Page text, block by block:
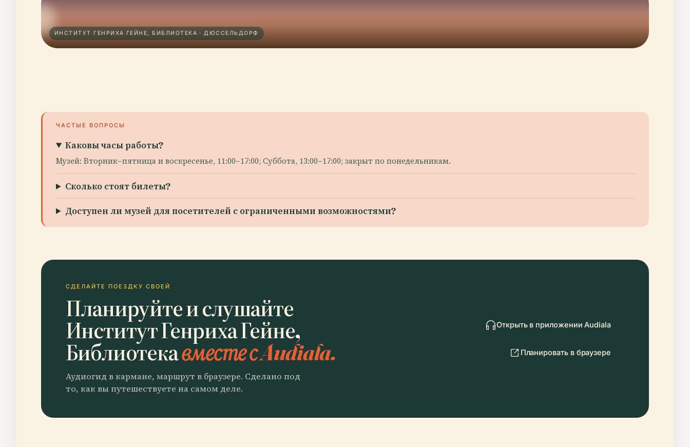
ИНСТИТУТ ГЕНРИХА ГЕЙНЕ, БИБЛИОТЕКА · ДЮССЕЛЬДОРФ
ЧАСТЫЕ ВОПРОСЫ
Каковы часы работы?
Музей: Вторник–пятница и воскресенье, 11:00–17:00; Суббота, 13:00–17:00; закрыт по понедельникам.
Сколько стоят билеты?
Доступен ли музей для посетителей с ограниченными возможностями?
СДЕЛАЙТЕ ПОЕЗДКУ СВОЕЙ
Планируйте и слушайте
Институт Генриха Гейне,
Библиотекавместе с Audiala.
Аудиогид в кармане, маршрут в браузере. Сделано под
то, как вы путешествуете на самом деле.
Открыть в приложении Audiala
Планировать в браузере